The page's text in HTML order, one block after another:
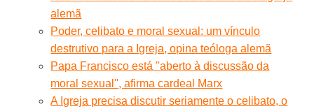
alemã
Poder, celibato e moral sexual: um vínculo
destrutivo para a Igreja, opina teóloga alemã
Papa Francisco está ''aberto à discussão da
moral sexual'', afirma cardeal Marx
A Igreja precisa discutir seriamente o celibato, o